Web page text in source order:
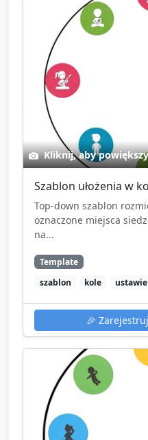
Kliknij, aby
Szablon ułożenia w
Top-down szablon
oznaczone miejsca
na...
Template
szablon
kole
🎉